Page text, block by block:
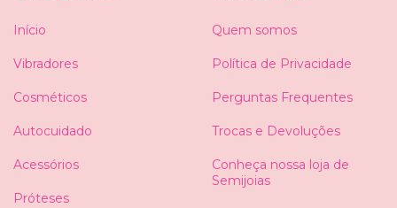
Início
Vibradores
Cosméticos
Autocuidado
Acessórios
Próteses
Quem somos
Política de Privacidade
Perguntas Frequentes
Trocas e Devoluções
Conheça nossa loja de
Semijoias